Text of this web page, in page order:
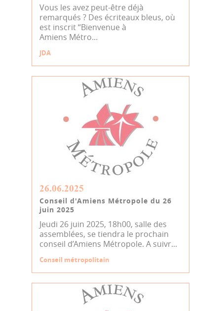
Vous les avez peut-être déjà
remarqués ? Des écriteaux bleus, où
est inscrit “Bienvenue à
Amiens Métro...
JDA
26.06.2025
Conseil d'Amiens Métropole du 26
juin 2025
Jeudi 26 juin 2025, 18h00, salle des
assemblées, se tiendra le prochain
conseil d’Amiens Métropole. A suivr...
Conseil métropolitain